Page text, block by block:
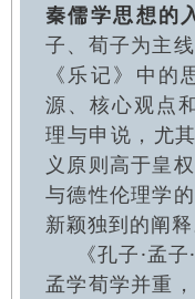
秦儒学思想的
子、荀子为主
《乐记》中
源、核心观点
理与申说，尤
义原则高于皇
与德性伦理学
新颖独到的阐释
《孔子·孟
孟学荀学并重